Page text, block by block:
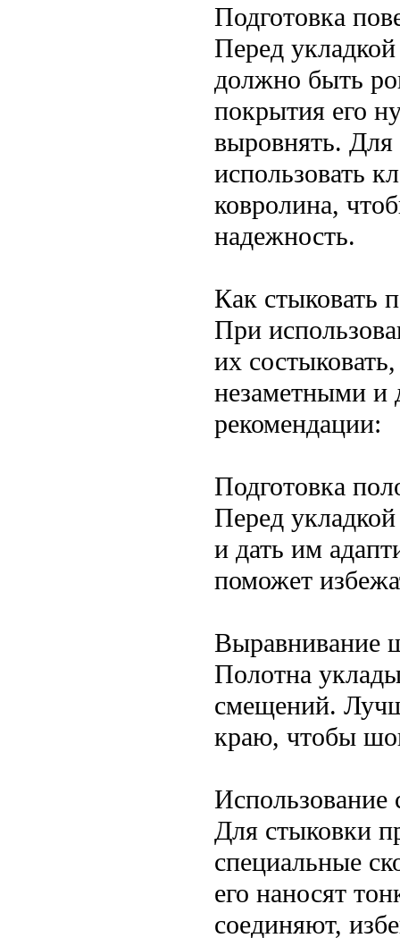
Подготовка
Перед
должно быть
покрытия его
выровнять. Для
использовать
ковролина,
надежность.
Как стыковать
При
их
незаметными и
рекомендации:
Подготовка
Перед
и дать им
поможет
Выравнивание
Полотна
смещений.
краю, чтобы
Использование
Для стыковки
специальные
его наносят
соединяют,